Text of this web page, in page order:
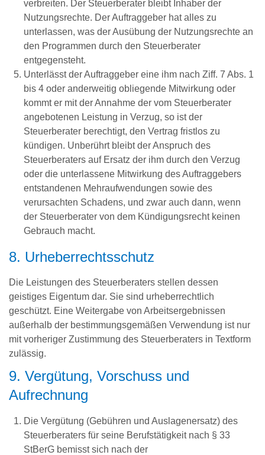
verbreiten. Der Steuerberater bleibt Inhaber der
Nutzungsrechte. Der Auftraggeber hat alles zu
unterlassen, was der Ausübung der Nutzungsrechte an
den Programmen durch den Steuerberater
entgegensteht.
Unterlässt der Auftraggeber eine ihm nach Ziff. 7 Abs. 1
bis 4 oder anderweitig obliegende Mitwirkung oder
kommt er mit der Annahme der vom Steuerberater
angebotenen Leistung in Verzug, so ist der
Steuerberater berechtigt, den Vertrag fristlos zu
kündigen. Unberührt bleibt der Anspruch des
Steuerberaters auf Ersatz der ihm durch den Verzug
oder die unterlassene Mitwirkung des Auftraggebers
entstandenen Mehraufwendungen sowie des
verursachten Schadens, und zwar auch dann, wenn
der Steuerberater von dem Kündigungsrecht keinen
Gebrauch macht.
8. Urheberrechtsschutz
Die Leistungen des Steuerberaters stellen dessen
geistiges Eigentum dar. Sie sind urheberrechtlich
geschützt. Eine Weitergabe von Arbeitsergebnissen
außerhalb der bestimmungsgemäßen Verwendung ist nur
mit vorheriger Zustimmung des Steuerberaters in Textform
zulässig.
9. Vergütung, Vorschuss und
Aufrechnung
Die Vergütung (Gebühren und Auslagenersatz) des
Steuerberaters für seine Berufstätigkeit nach § 33
StBerG bemisst sich nach der